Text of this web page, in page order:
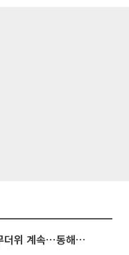
[내일 날씨] 폭염 한풀 꺾여도 무더위 계속⋯동해안 이틀 연속 비